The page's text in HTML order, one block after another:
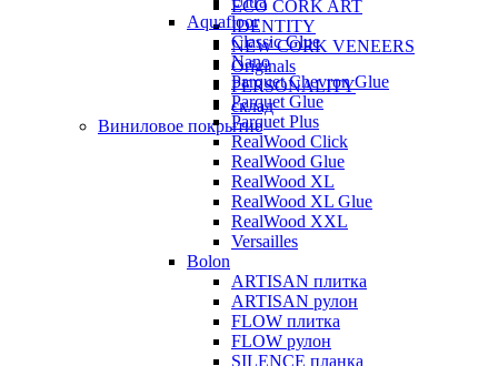
ECO CORK ART
IDENTITY
NEW CORK VENEERS
Originals
PERSONALITY
склад
Виниловое покрытие
Aquafloor
Classic Glue
Nano
Parquet Chevron Glue
Parquet Glue
Parquet Plus
RealWood Click
RealWood Glue
RealWood XL
RealWood XL Glue
RealWood XXL
Versailles
Bolon
ARTISAN плитка
ARTISAN рулон
FLOW плитка
FLOW рулон
SILENCE планка